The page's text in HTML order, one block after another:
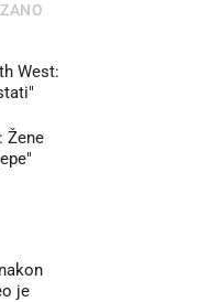
West:
Žene
je